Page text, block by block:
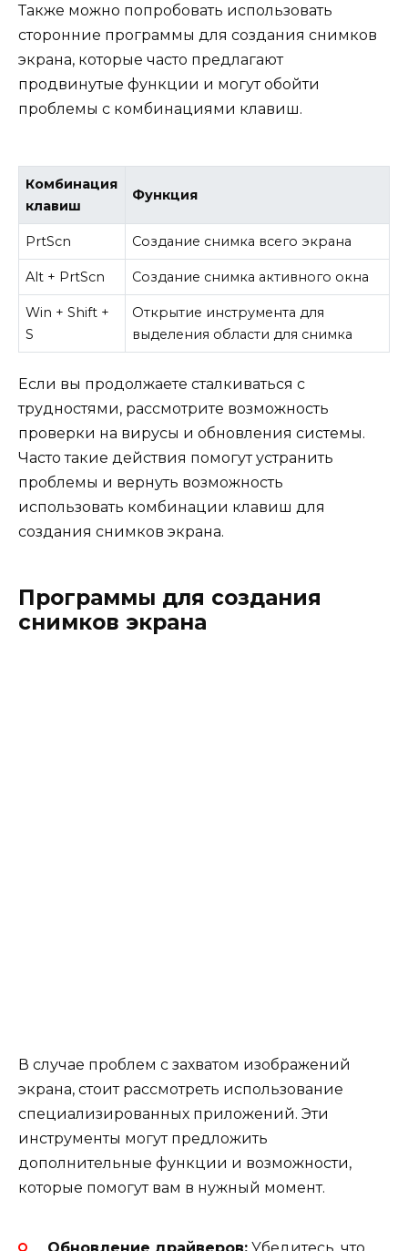
Также можно попробовать использовать
сторонние программы для создания снимков
экрана, которые часто предлагают
продвинутые функции и могут обойти
проблемы с комбинациями клавиш.
Комбинация
клавиш
Функция
PrtScn Создание снимка всего экрана
Alt + PrtScn Создание снимка активного окна
Win + Shift +
S
Открытие инструмента для
выделения области для снимка
Если вы продолжаете сталкиваться с
трудностями, рассмотрите возможность
проверки на вирусы и обновления системы.
Часто такие действия помогут устранить
проблемы и вернуть возможность
использовать комбинации клавиш для
создания снимков экрана.
Программы для создания
снимков экрана
В случае проблем с захватом изображений
экрана, стоит рассмотреть использование
специализированных приложений. Эти
инструменты могут предложить
дополнительные функции и возможности,
которые помогут вам в нужный момент.